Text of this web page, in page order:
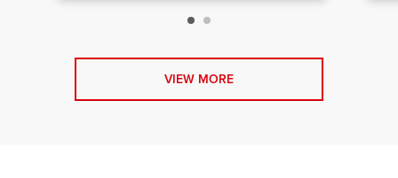
VIEW MORE